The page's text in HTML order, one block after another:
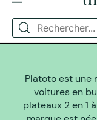
Platoto est une
voitures en
plateaux 2 en 1